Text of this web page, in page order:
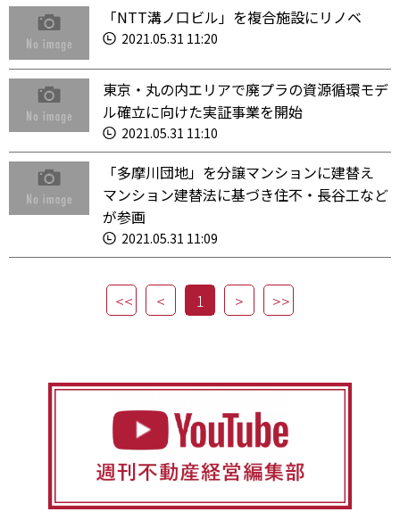
「NTT溝ノ口ビル」を複合施設にリノベ
2021.05.31 11:20
東京・丸の内エリアで廃プラの資源循環モデ
ル確立に向けた実証事業を開始
2021.05.31 11:10
「多摩川団地」を分譲マンションに建替え
マンション建替法に基づき住不・長谷工など
が参画
2021.05.31 11:09
1